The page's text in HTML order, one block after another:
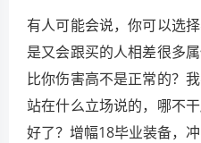
有人可能会说，你可以选
是又会跟买的人相差很多
比你伤害高不是正常的？
站在什么立场说的，哪不
好了？增幅18毕业装备，冲